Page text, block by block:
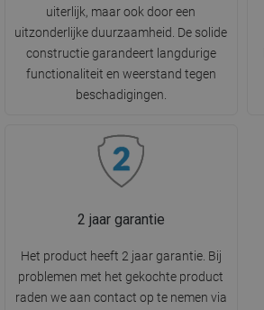
uiterlijk, maar ook door een
uitzonderlijke duurzaamheid. De solide
constructie garandeert langdurige
functionaliteit en weerstand tegen
beschadigingen.
2 jaar garantie
Het product heeft 2 jaar garantie. Bij
problemen met het gekochte product
raden we aan contact op te nemen via